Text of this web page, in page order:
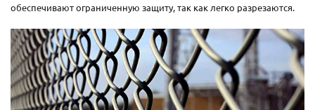
обеспечивают ограниченную защиту, так как легко разрезаются.